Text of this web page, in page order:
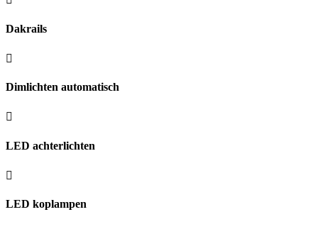
Dakrails
Dimlichten automatisch
LED achterlichten
LED koplampen